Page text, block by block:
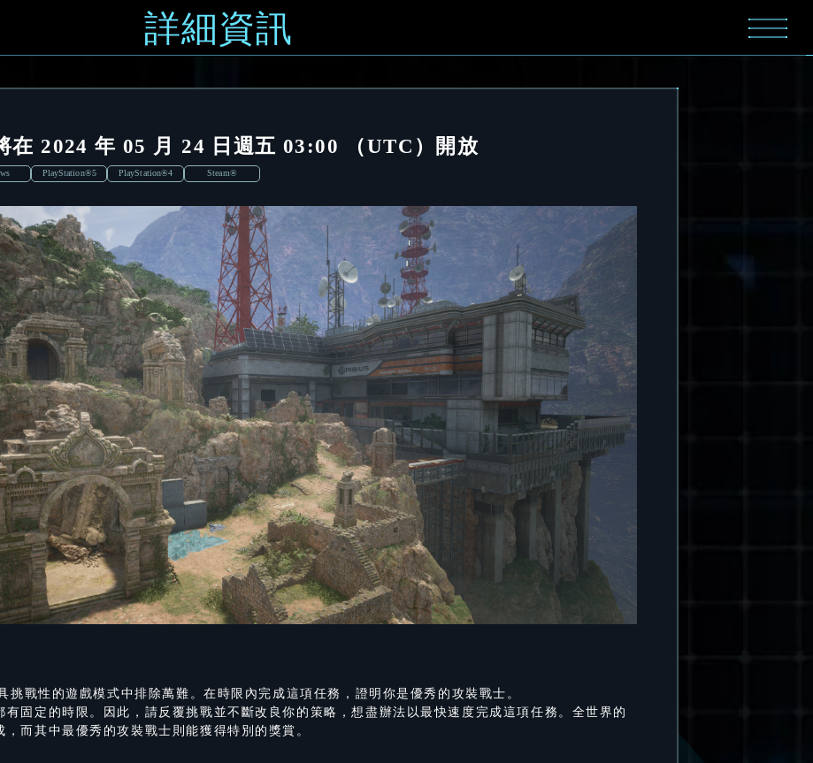
詳細資訊
在 2024 年 05 月 24 日週五 03:00 （UTC）開放
PlayStation®5 PlayStation®4 Steam®
戰性的遊戲模式中排除萬難。在時限內完成這項任務，證明你是優秀的攻裝戰士。
固定的時限。因此，請反覆挑戰並不斷改良你的策略，想盡辦法以最快速度完成這項任務。全世界的
而其中最優秀的攻裝戰士則能獲得特別的獎賞。